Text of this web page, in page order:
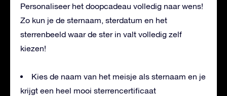
Personaliseer het doopcadeau volledig naar wens!
Zo kun je de sternaam, sterdatum en het
sterrenbeeld waar de ster in valt volledig zelf
kiezen!
Kies de naam van het meisje als sternaam en je
krijgt een heel mooi sterrencertificaat